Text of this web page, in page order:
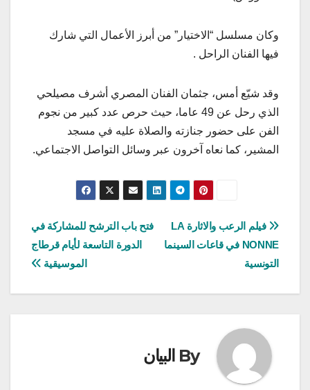
وكان مسلسل “الاختيار” من أبرز الأعمال التي شارك
فيها الفنان الراحل .
وقد شيّع أمس، جثمان الفنان المصري أشرف مصيلحي
الذي رحل عن 49 عاما، حيث حرص عدد كبير من نجوم
الفن على حضور جنازته والصلاة عليه في مسجد
المشير، كما نعاه آخرون عبر وسائل التواصل الاجتماعي.
تصفّح
المقالات
فتح باب الترشح للمشاركة في
الدورة التاسعة لأيام قرطاج
الموسيقية
فيلم الرعب والاثارة LA
NONNE في قاعات السينما
التونسية
By البيان